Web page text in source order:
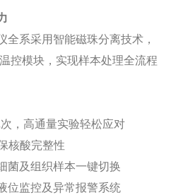
全系采用智能磁珠分离技术，
控模块，实现样本处理全流程
，高通量实验轻松应对
核酸完整性
菌及组织样本一键切换
位监控及异常报警系统